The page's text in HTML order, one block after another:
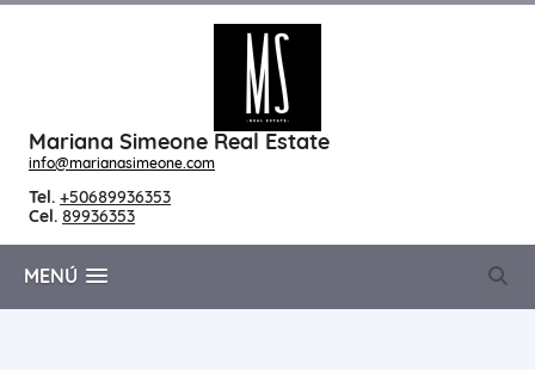
Mariana Simeone Real Estate
info@marianasimeone.com
Tel. +50689936353
Cel. 89936353
MENÚ